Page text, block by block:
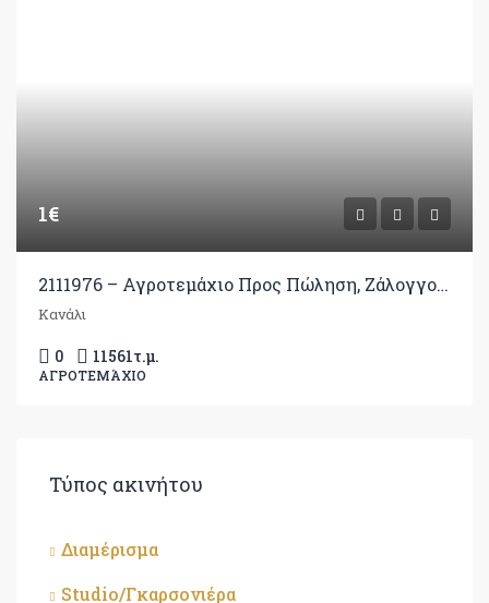
1€
2111976 – Αγροτεμάχιο Προς Πώληση, Ζάλογγο, 11.561 τ.μ., €1
Κανάλι
0 11561τ.μ.
ΑΓΡΟΤΕΜΆΧΙΟ
Τύπος ακινήτου
Διαμέρισμα
Studio/Γκαρσονιέρα